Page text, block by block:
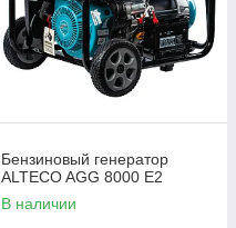
Бензиновый генератор
ALTECO AGG 8000 E2
В наличии